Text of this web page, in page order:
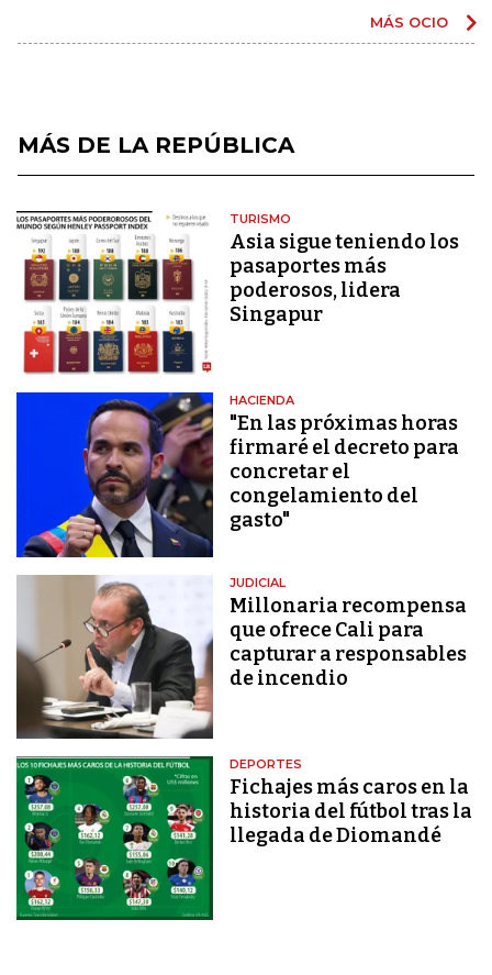
MÁS OCIO
MÁS DE LA REPÚBLICA
TURISMO
Asia sigue teniendo los
pasaportes más
poderosos, lidera
Singapur
HACIENDA
"En las próximas horas
firmaré el decreto para
concretar el
congelamiento del
gasto"
JUDICIAL
Millonaria recompensa
que ofrece Cali para
capturar a responsables
de incendio
DEPORTES
Fichajes más caros en la
historia del fútbol tras la
llegada de Diomandé